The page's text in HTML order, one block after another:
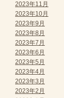
2023年11月
2023年10月
2023年9月
2023年8月
2023年7月
2023年6月
2023年5月
2023年4月
2023年3月
2023年2月